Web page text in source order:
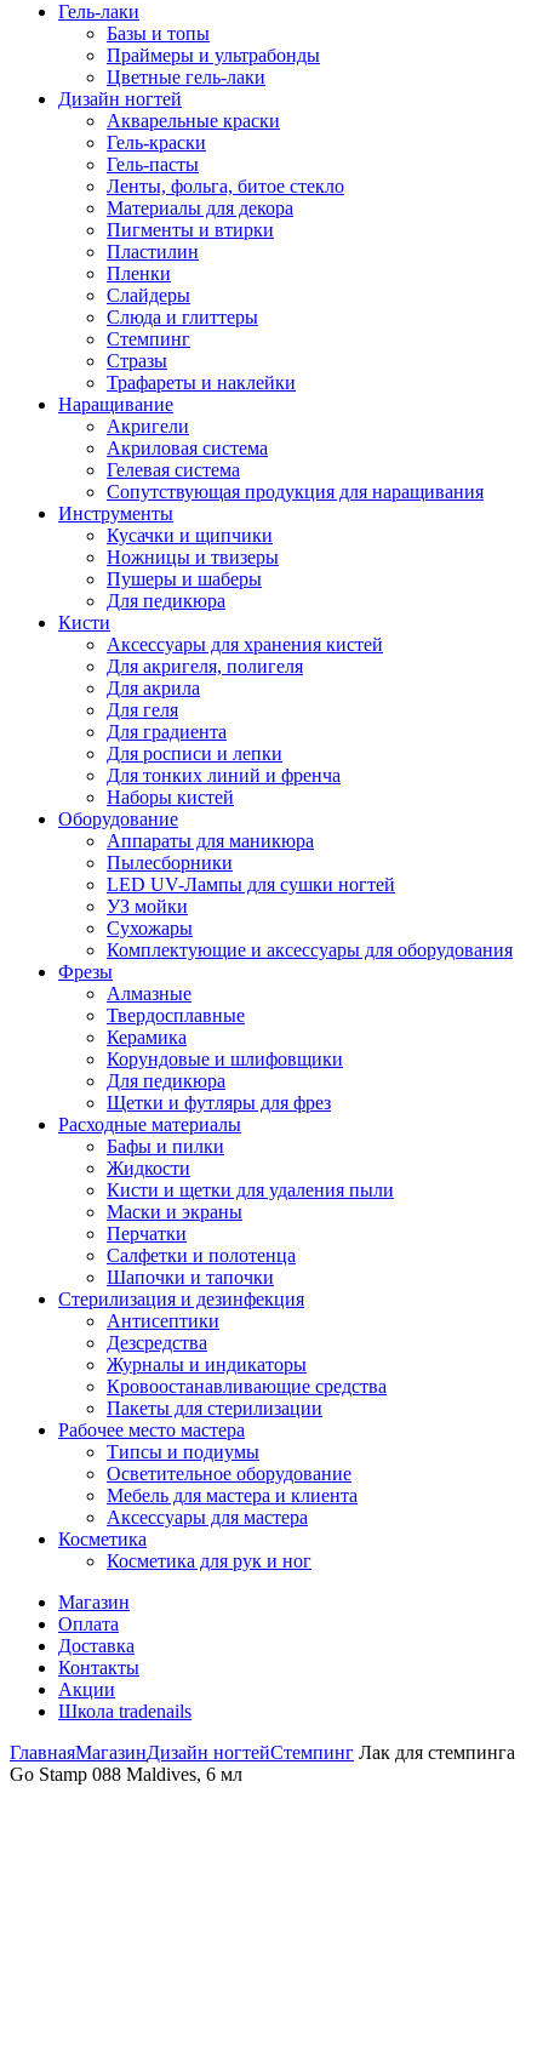
Гель-лаки
Базы и топы
Праймеры и ультрабонды
Цветные гель-лаки
Дизайн ногтей
Акварельные краски
Гель-краски
Гель-пасты
Ленты, фольга, битое стекло
Материалы для декора
Пигменты и втирки
Пластилин
Пленки
Слайдеры
Слюда и глиттеры
Стемпинг
Стразы
Трафареты и наклейки
Наращивание
Акригели
Акриловая система
Гелевая система
Сопутствующая продукция для наращивания
Инструменты
Кусачки и щипчики
Ножницы и твизеры
Пушеры и шаберы
Для педикюра
Кисти
Аксессуары для хранения кистей
Для акригеля, полигеля
Для акрила
Для геля
Для градиента
Для росписи и лепки
Для тонких линий и френча
Наборы кистей
Оборудование
Аппараты для маникюра
Пылесборники
LED UV-Лампы для сушки ногтей
УЗ мойки
Сухожары
Комплектующие и аксессуары для оборудования
Фрезы
Алмазные
Твердосплавные
Керамика
Корундовые и шлифовщики
Для педикюра
Щетки и футляры для фрез
Расходные материалы
Бафы и пилки
Жидкости
Кисти и щетки для удаления пыли
Маски и экраны
Перчатки
Салфетки и полотенца
Шапочки и тапочки
Стерилизация и дезинфекция
Антисептики
Дезсредства
Журналы и индикаторы
Кровоостанавливающие средства
Пакеты для стерилизации
Рабочее место мастера
Типсы и подиумы
Осветительное оборудование
Мебель для мастера и клиента
Аксессуары для мастера
Косметика
Косметика для рук и ног
Магазин
Оплата
Доставка
Контакты
Акции
Школа tradenails
ГлавнаяМагазинДизайн ногтейСтемпинг Лак для стемпинга
Go Stamp 088 Maldives, 6 мл